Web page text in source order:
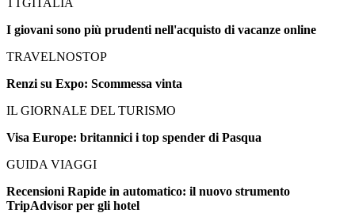
TTGITALIA
I giovani sono più prudenti nell'acquisto di vacanze online
TRAVELNOSTOP
Renzi su Expo: Scommessa vinta
IL GIORNALE DEL TURISMO
Visa Europe: britannici i top spender di Pasqua
GUIDA VIAGGI
Recensioni Rapide in automatico: il nuovo strumento
TripAdvisor per gli hotel